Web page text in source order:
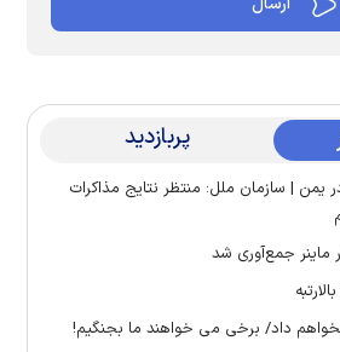
پربازدید
در یمن | سازمان ملل: منتظر نتایج مذاکرات
داد/ برخی می خواهند ما بجنگیم!